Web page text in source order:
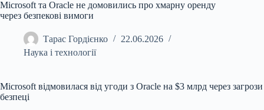
Microsoft та Oracle не домовились про хмарну оренду
через безпекові вимоги
Тарас Гордієнко
22.06.2026
Наука і технології
Microsoft відмовилася від угоди з Oracle на $3 млрд через загрози
безпеці